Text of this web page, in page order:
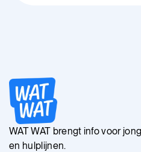
WAT WAT brengt info voor
en hulplijnen.